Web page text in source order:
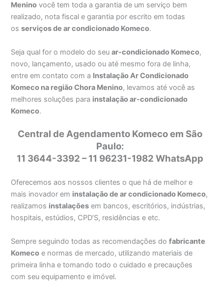
Menino você tem toda a garantia de um serviço bem
realizado, nota fiscal e garantia por escrito em todas
osserviços de ar condicionado Komeco.
Seja qual for o modelo do seuar-condicionado Komeco,
novo, lançamento, usado ou até mesmo fora de linha,
entre em contato com a Instalação Ar Condicionado
Komeco na região Chora Menino, levamos até você as
melhores soluções para instalação ar-condicionado
Komeco.
Central de Agendamento Komeco em São
Paulo:
11 3644-3392 – 11 96231-1982 WhatsApp
Oferecemos aos nossos clientes o que há de melhor e
mais inovador em instalação de ar condicionado Komeco,
realizamos instalações em bancos, escritórios, indústrias,
hospitais, estúdios, CPD’S, residências e etc.
Sempre seguindo todas as recomendações dofabricante
Komeco e normas de mercado, utilizando materiais de
primeira linha e tomando todo o cuidado e precauções
com seu equipamento e imóvel.